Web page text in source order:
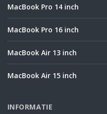
MacBook Pro 14 inch
MacBook Pro 16 inch
MacBook Air 13 inch
MacBook Air 15 inch
INFORMATIE